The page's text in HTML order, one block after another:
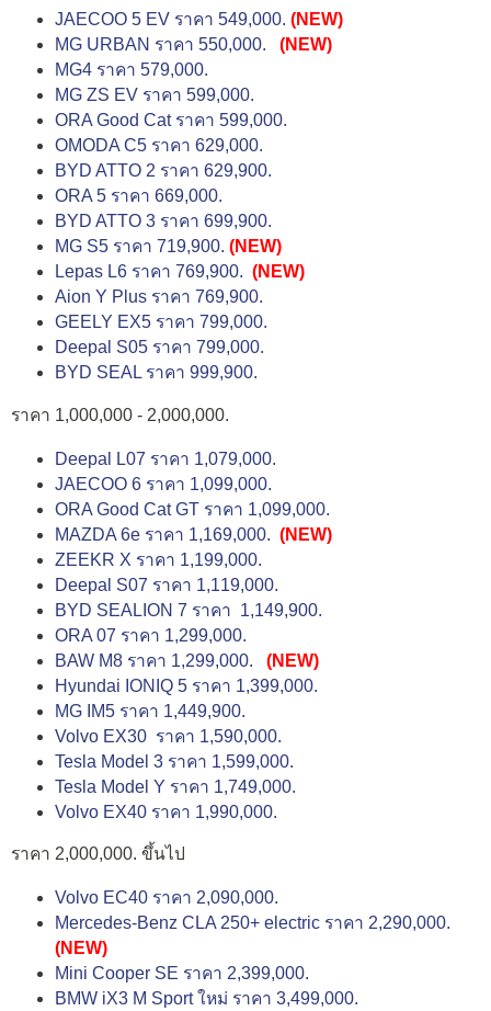
JAECOO 5 EV ราคา 549,000. (NEW)
MG URBAN ราคา 550,000.
(NEW)
MG4 ราคา 579,000.
MG ZS EV ราคา 599,000.
ORA Good Cat ราคา 599,000.
OMODA C5 ราคา 629,000.
BYD ATTO 2 ราคา 629,900.
ORA 5 ราคา 669,000.
BYD ATTO 3 ราคา 699,900.
MG S5 ราคา 719,900. (NEW)
Lepas L6 ราคา 769,900. (NEW)
Aion Y Plus ราคา 769,900.
GEELY EX5 ราคา 799,000.
Deepal S05 ราคา 799,000.
BYD SEAL ราคา 999,900.
ราคา 1,000,000 - 2,000,000.
Deepal L07 ราคา 1,079,000.
JAECOO 6 ราคา 1,099,000.
ORA Good Cat GT ราคา 1,099,000.
MAZDA 6e ราคา 1,169,000. (NEW)
ZEEKR X ราคา 1,199,000.
Deepal S07 ราคา 1,119,000.
BYD SEALION 7 ราคา 1,149,900.
ORA 07 ราคา 1,299,000.
BAW M8 ราคา 1,299,000.
(NEW)
Hyundai IONIQ 5 ราคา 1,399,000.
MG IM5 ราคา 1,449,900.
Volvo EX30 ราคา 1,590,000.
Tesla Model 3 ราคา 1,599,000.
Tesla Model Y ราคา 1,749,000.
Volvo EX40 ราคา 1,990,000.
ราคา 2,000,000. ขึ้นไป
Volvo EC40 ราคา 2,090,000.
Mercedes-Benz CLA 250+ electric ราคา 2,290,000.
(NEW)
Mini Cooper SE ราคา 2,399,000.
BMW iX3 M Sport ใหม่ ราคา 3,499,000.